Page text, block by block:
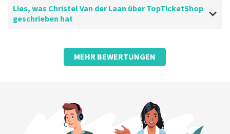
Lies, was Christel Van der Laan über TopTicketShop
geschrieben hat
Bewertung von Christel Van der Laan überTopTicketShop
Tickets waren im Top-Ticketshop 2,5-mal
pünktlich geliefert und die Informationen waren
Die Rezension wurde übersetzt Original anzeigen
MEHR BEWERTUNGEN